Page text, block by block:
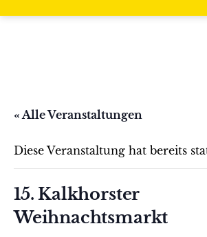
« Alle Veranstaltungen
Diese Veranstaltung hat bereits
15. Kalkhorster
Weihnachtsmarkt